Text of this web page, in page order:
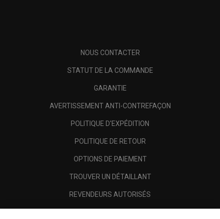
NOUS CONTACTER
STATUT DE LA COMMANDE
GARANTIE
AVERTISSEMENT ANTI-CONTREFAÇON
POLITIQUE D'EXPÉDITION
POLITIQUE DE RETOUR
OPTIONS DE PAIEMENT
TROUVER UN DÉTAILLANT
REVENDEURS AUTORISÉS